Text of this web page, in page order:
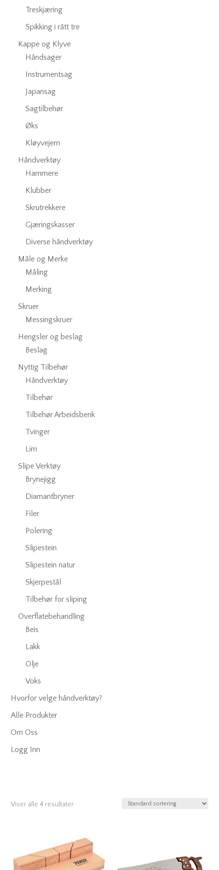
Treskjæring
Spikking i rått tre
Kappe og Klyve
Håndsager
Instrumentsag
Japansag
Sagtilbehør
Øks
Kløyvejern
Håndverktøy
Hammere
Klubber
Skrutrekkere
Gjæringskasser
Diverse håndverktøy
Måle og Merke
Måling
Merking
Skruer
Messingskruer
Hengsler og beslag
Beslag
Nyttig Tilbehør
Håndverktøy
Tilbehør
Tilbehør Arbeidsbenk
Tvinger
Lim
Slipe Verktøy
Brynejigg
Diamantbryner
Filer
Polering
Slipestein
Slipestein natur
Skjerpestål
Tilbehør for sliping
Overflatebehandling
Beis
Lakk
Olje
Voks
Hvorfor velge håndverktøy?
Alle Produkter
Om Oss
Logg Inn
Viser alle 4 resultater